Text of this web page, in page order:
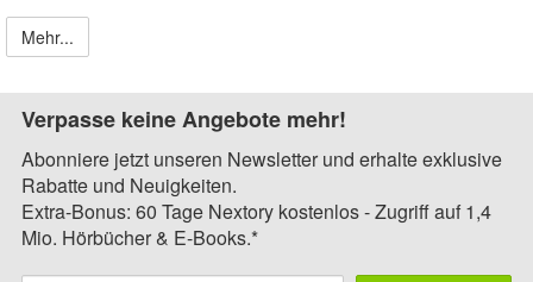
Mehr...
Verpasse keine Angebote mehr!
Abonniere jetzt unseren Newsletter und erhalte exklusive
Rabatte und Neuigkeiten.
Extra-Bonus: 60 Tage Nextory kostenlos - Zugriff auf 1,4
Mio. Hörbücher & E-Books.*